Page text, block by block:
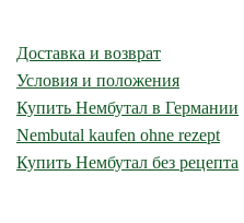
Доставка и возврат
Условия и положения
Купить Нембутал в Германии
Nembutal kaufen ohne rezept
Купить Нембутал без рецепта